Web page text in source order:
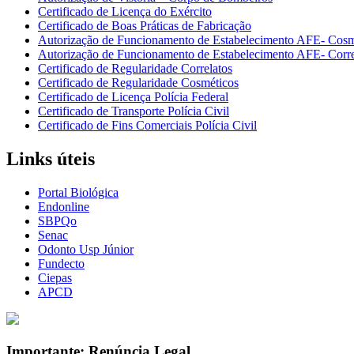
Certificado de Licença do Exército
Certificado de Boas Práticas de Fabricação
Autorização de Funcionamento de Estabelecimento AFE-
Autorização de Funcionamento de Estabelecimento AFE-
Certificado de Regularidade Correlatos
Certificado de Regularidade Cosméticos
Certificado de Licença Polícia Federal
Certificado de Transporte Polícia Civil
Certificado de Fins Comerciais Polícia Civil
Links úteis
Portal Biológica
Endonline
SBPQo
Senac
Odonto Usp Júnior
Fundecto
Ciepas
APCD